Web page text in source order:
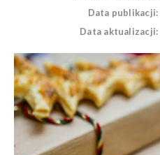
Data publikacji:
Data aktualizacji: